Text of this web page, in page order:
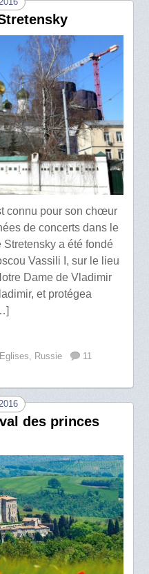
connu pour son chœur
de concerts dans le
Stretensky a été fondé
Vassili I, sur le lieu
Dame de Vladimir
et protégea
Eglises, Russie
11
des princes